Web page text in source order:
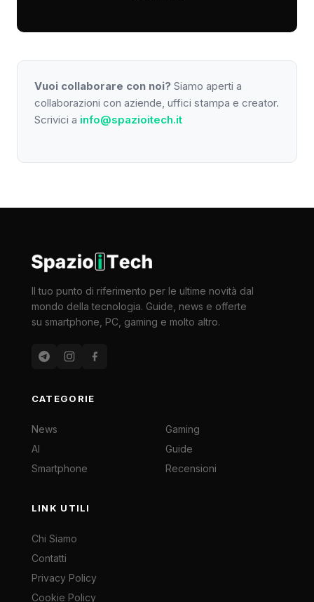
Vuoi collaborare con noi? Siamo aperti a
collaborazioni con aziende, uffici stampa e creator.
Scrivici a info@spazioitech.it
Il tuo punto di riferimento per le ultime novità dal
mondo della tecnologia. Guide, news e offerte
su smartphone, PC, gaming e molto altro.
CATEGORIE
News
AI
Smartphone
Gaming
Guide
Recensioni
LINK UTILI
Chi Siamo
Contatti
Privacy Policy
Cookie Policy